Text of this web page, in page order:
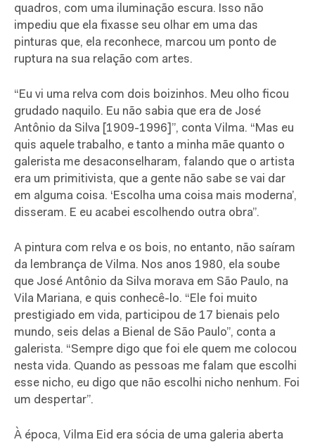
quadros, com uma iluminação escura. Isso não
impediu que ela fixasse seu olhar em uma das
pinturas que, ela reconhece, marcou um ponto de
ruptura na sua relação com artes.
“Eu vi uma relva com dois boizinhos. Meu olho ficou
grudado naquilo. Eu não sabia que era de José
Antônio da Silva [1909-1996]”, conta Vilma. “Mas eu
quis aquele trabalho, e tanto a minha mãe quanto o
galerista me desaconselharam, falando que o artista
era um primitivista, que a gente não sabe se vai dar
em alguma coisa. ‘Escolha uma coisa mais moderna’,
disseram. E eu acabei escolhendo outra obra”.
A pintura com relva e os bois, no entanto, não saíram
da lembrança de Vilma. Nos anos 1980, ela soube
que José Antônio da Silva morava em São Paulo, na
Vila Mariana, e quis conhecê-lo. “Ele foi muito
prestigiado em vida, participou de 17 bienais pelo
mundo, seis delas a Bienal de São Paulo”, conta a
galerista. “Sempre digo que foi ele quem me colocou
nesta vida. Quando as pessoas me falam que escolhi
esse nicho, eu digo que não escolhi nicho nenhum. Foi
um despertar”.
À época, Vilma Eid era sócia de uma galeria aberta